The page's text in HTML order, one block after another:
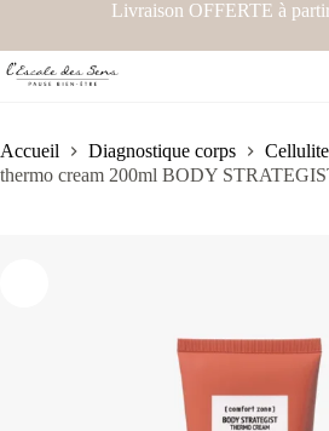
Livraison OFFERTE à
Accueil Diagnostique corps
Cellulite
thermo cream 200ml BODY